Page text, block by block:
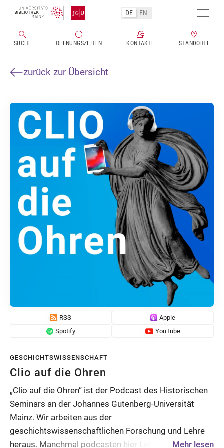
Direkt
Inhalt
SUCHE ÖFFNUNGSZEITEN KONTAKTE STANDORTE
DE EN
zurück zur Übersicht
RSS
Apple
Spotify
YouTube
GESCHICHTSWISSENSCHAFT
Clio auf die Ohren
„Clio auf die Ohren“ ist der Podcast des Historischen
Seminars an der Johannes Gutenberg-Universität
Mainz. Wir arbeiten aus der
geschichtswissenschaftlichen Forschung und Lehre
heraus. Manchmal podcasten hier Lehrende,Mehr lesen